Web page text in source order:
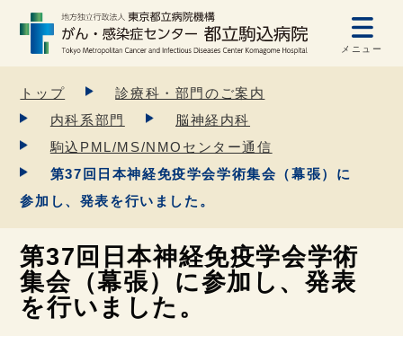
メニュー
トップ
診療科・部門のご案内
内科系部門
脳神経内科
駒込PML/MS/NMOセンター通信
第37回日本神経免疫学会学術集会（幕張）に
参加し、発表を行いました。
第37回日本神経免疫学会学術
集会（幕張）に参加し、発表
を行いました。